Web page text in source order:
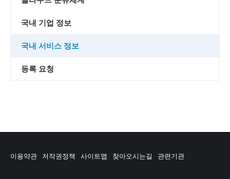
국내 기업 정보
국내 서비스 정보
등록 요청
이용약관 저작권정책 사이트맵 찾아오시는길 관련기관